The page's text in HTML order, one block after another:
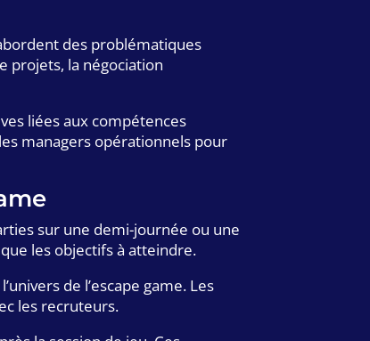
des problématiques
projets, la négociation
liées aux compétences
managers opérationnels pour
sur une demi-journée ou une
les objectifs à atteindre.
de l’escape game. Les
les recruteurs.